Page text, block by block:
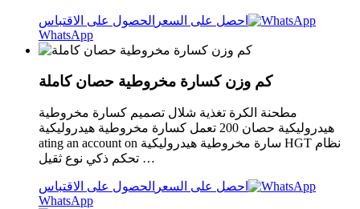
احصل على السعر الحصول على الاقتباس
WhatsApp
كم وزن كسارة مخروطية حصان كاملة
مطحنة الكرة تغذية شلال تصميم كسارة مخروطية
هيدروليكية حصان 200 تعمل كسارة مخروطية هيدروليكية
ating an account on سارة مخروطية هيدروليكية HGT نظام
تحكم ذكي نوع ثقيل …
احصل على السعر الحصول على الاقتباس
WhatsApp